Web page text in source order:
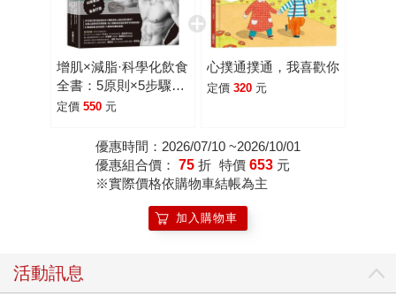
增肌×減脂·科學化飲食
全書：5原則×5步驟，
打造個人化菜單，有效
定價 550 元
心撲通撲通，我喜歡你
定價 320 元
優惠時間：2026/07/10 ~2026/10/01
優惠組合價： 75 折 特價 653 元
※實際價格依購物車結帳為主
加入購物車
活動訊息